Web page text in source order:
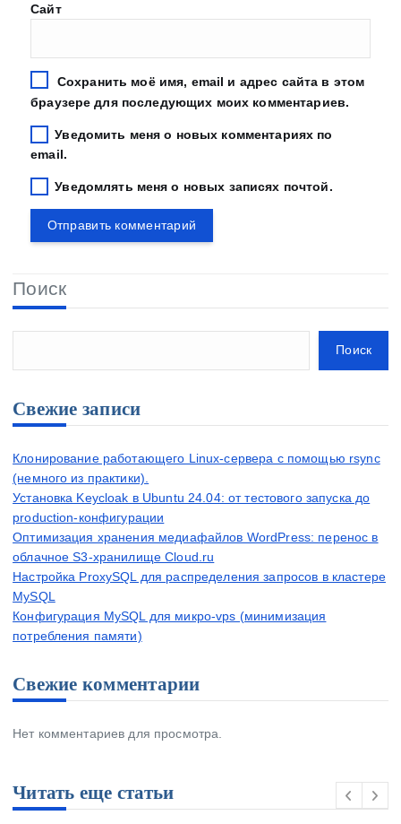
Сайт
Сохранить моё имя, email и адрес сайта в этом
браузере для последующих моих комментариев.
Уведомить меня о новых комментариях по
email.
Уведомлять меня о новых записях почтой.
Поиск
Поиск
Свежие записи
Клонирование работающего Linux-сервера с помощью rsync
(немного из практики).
Установка Keycloak в Ubuntu 24.04: от тестового запуска до
production-конфигурации
Оптимизация хранения медиафайлов WordPress: перенос в
облачное S3-хранилище Cloud.ru
Настройка ProxySQL для распределения запросов в кластере
MySQL
Конфигурация MySQL для микро-vps (минимизация
потребления памяти)
Свежие комментарии
Нет комментариев для просмотра.
Читать еще статьи